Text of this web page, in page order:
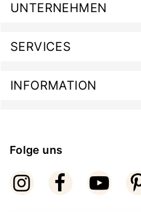
UNTERNEHMEN
SERVICES
INFORMATION
Folge uns